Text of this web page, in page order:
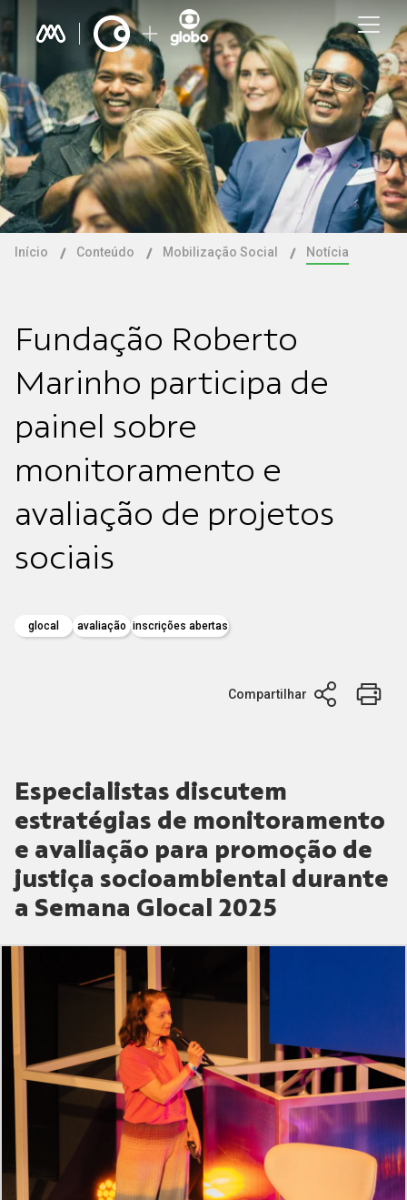
Início Conteúdo Mobilização Social Notícia
Fundação Roberto
Marinho participa de
painel sobre
monitoramento e
avaliação de projetos
sociais
glocal avaliação inscrições abertas
Compartilhar
Especialistas discutem
estratégias de monitoramento
e avaliação para promoção de
justiça socioambiental durante
a Semana Glocal 2025